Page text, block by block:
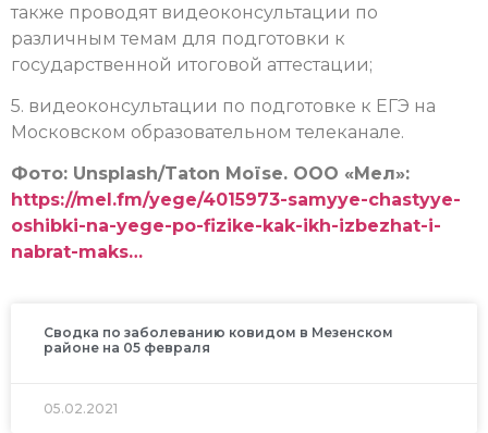
также проводят видеоконсультации по
различным темам для подготовки к
государственной итоговой аттестации;
5. видеоконсультации по подготовке к ЕГЭ на
Московском образовательном телеканале.
Фото: Unsplash/Taton Moïse. ООО «Мел»:
https://mel.fm/yege/4015973-samyye-chastyye-
oshibki-na-yege-po-fizike-kak-ikh-izbezhat-i-
nabrat-maks…
Сводка по заболеванию ковидом в Мезенском
районе на 05 февраля
05.02.2021